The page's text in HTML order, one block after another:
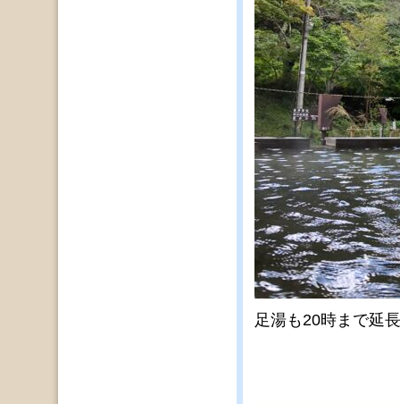
足湯も20時まで延